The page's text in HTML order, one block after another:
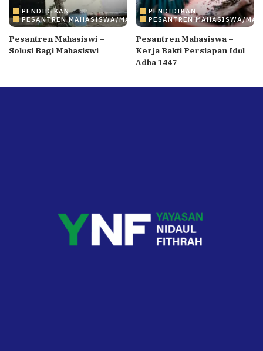
PENDIDIKAN
PESANTREN MAHASISWA/MAHASISWI
Pesantren Mahasiswi –
Solusi Bagi Mahasiswi
PENDIDIKAN
PESANTREN MAHASISWA/
Pesantren Mahasiswa –
Kerja Bakti Persiapan Idul
Adha 1447